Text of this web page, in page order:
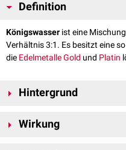
Definition
Königswasser ist eine
Verhältnis 3:1. Es besitzt eine
die EdelmetalleGold und Platin
Hintergrund
in Lösung geht, hängt vom
Wirkung